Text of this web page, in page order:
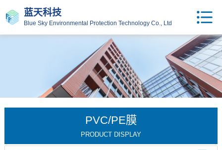
蓝天科技
Blue Sky Environmental Protection Technology Co., Ltd
PVC/PE膜
PRODUCT DISPLAY